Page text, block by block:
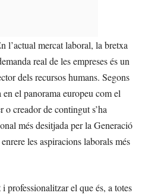
l’actual mercat laboral, la bretxa
real de les empreses és un
dels recursos humans. Segons
en el panorama europeu com el
o creador de contingut s’ha
més desitjada per la Generació
les aspiracions laborals més
professionalitzar el que és, a totes